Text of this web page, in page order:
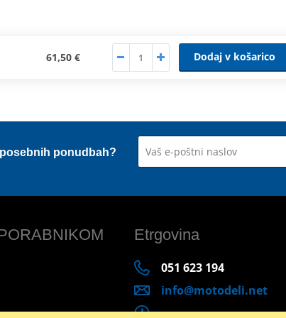
61,50 € Dodaj v košarico
ponudbah?
Etrgovina
051 623 194
info@motodeli.net